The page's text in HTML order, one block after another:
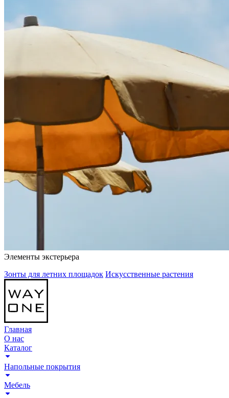
Элементы экстерьера
Зонты для летних площадок Искусственные растения
Главная
О нас
Каталог
Напольные покрытия
Мебель